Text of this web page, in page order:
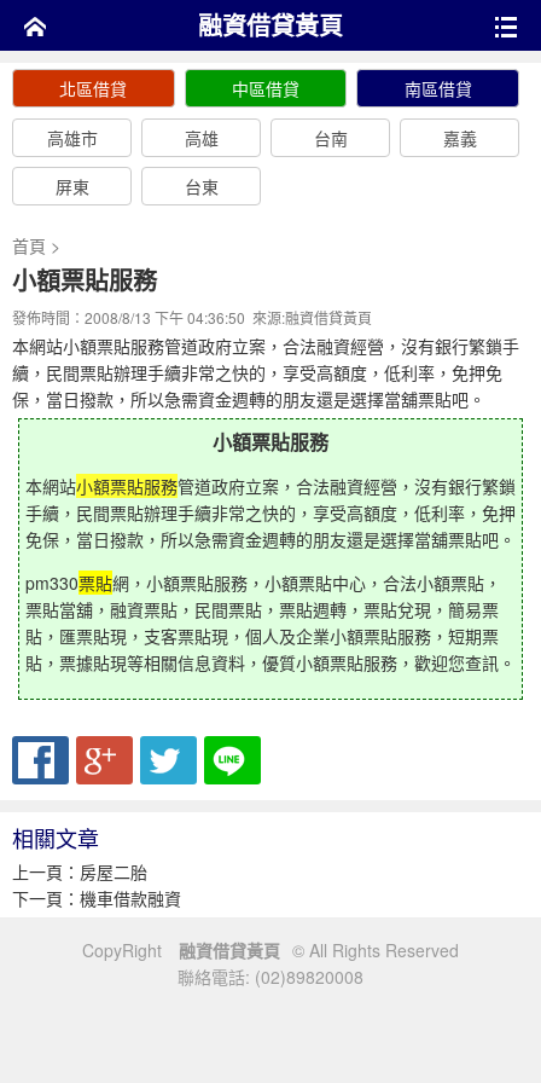
融資借貸黃頁
北區借貸 中區借貸 南區借貸
高雄市 高雄 台南
嘉義
屏東
台東
首頁 >
小額票貼服務
發佈時間：2008/8/13 下午 04:36:50 來源:融資借貸黃頁
本網站小額票貼服務管道政府立案，合法融資經營，沒有銀行繁鎖手
續，民間票貼辦理手續非常之快的，享受高額度，低利率，免押免
保，當日撥款，所以急需資金週轉的朋友還是選擇當舖票貼吧。
小額票貼服務
本網站小額票貼服務管道政府立案，合法融資經營，沒有銀行繁鎖
手續，民間票貼辦理手續非常之快的，享受高額度，低利率，免押
免保，當日撥款，所以急需資金週轉的朋友還是選擇當舖票貼吧。
pm330票貼網，小額票貼服務，小額票貼中心，合法小額票貼，
票貼當舖，融資票貼，民間票貼，票貼週轉，票貼兌現，簡易票
貼，匯票貼現，支客票貼現，個人及企業小額票貼服務，短期票
貼，票據貼現等相關信息資料，優質小額票貼服務，歡迎您查訊。
相關文章
上一頁： 房屋二胎
下一頁： 機車借款融資
CopyRight 融資借貸黃頁 © All Rights Reserved
聯絡電話: (02)89820008